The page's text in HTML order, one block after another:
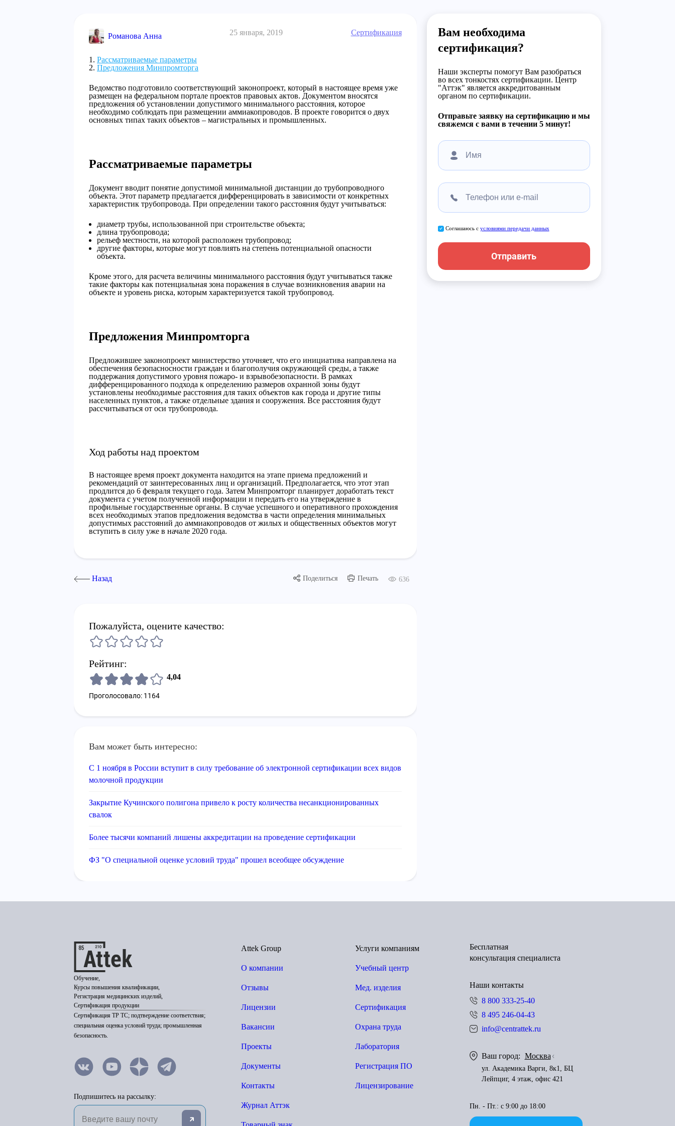
Романова Анна 25 января, 2019 Сертификация
Рассматриваемые параметры
Предложения Минпромторга
Ведомство подготовило соответствующий законопроект, который в настоящее время уже
размещен на федеральном портале проектов правовых актов. Документом вносятся
предложения об установлении допустимого минимального расстояния, которое
необходимо соблюдать при размещении аммиакопроводов. В проекте говорится о двух
основных типах таких объектов – магистральных и промышленных.
Рассматриваемые параметры
Документ вводит понятие допустимой минимальной дистанции до трубопроводного
объекта. Этот параметр предлагается дифференцировать в зависимости от конкретных
характеристик трубопровода. При определении такого расстояния будут учитываться:
диаметр трубы, использованной при строительстве объекта;
длина трубопровода;
рельеф местности, на которой расположен трубопровод;
другие факторы, которые могут повлиять на степень потенциальной опасности
объекта.
Кроме этого, для расчета величины минимального расстояния будут учитываться также
такие факторы как потенциальная зона поражения в случае возникновения аварии на
объекте и уровень риска, которым характеризуется такой трубопровод.
Предложения Минпромторга
Предложившее законопроект министерство уточняет, что его инициатива направлена на
обеспечения безопасносности граждан и благополучия окружающей среды, а также
поддержания допустимого уровня пожаро- и взрывобезопасности. В рамках
дифференцированного подхода к определению размеров охранной зоны будут
установлены необходимые расстояния для таких объектов как города и другие типы
населенных пунктов, а также отдельные здания и сооружения. Все расстояния будут
рассчитываться от оси трубопровода.
Ход работы над проектом
В настоящее время проект документа находится на этапе приема предложений и
рекомендаций от заинтересованных лиц и организаций. Предполагается, что этот этап
продлится до 6 февраля текущего года. Затем Минпромторг планирует доработать текст
документа с учетом полученной информации и передать его на утверждение в
профильные государственные органы. В случае успешного и оперативного прохождения
всех необходимых этапов предложения ведомства в части определения минимальных
допустимых расстояний до аммиакопроводов от жилых и общественных объектов могут
вступить в силу уже в начале 2020 года.
Назад Поделиться Печать 636
Пожалуйста, оцените качество:
Рейтинг:
4,04
Проголосовало: 1164
Вам может быть интересно:
С 1 ноября в России вступит в силу требование об электронной сертификации всех видов
молочной продукции
Закрытие Кучинского полигона привело к росту количества несанкционированных
свалок
Более тысячи компаний лишены аккредитации на проведение сертификации
ФЗ "О специальной оценке условий труда" прошел всеобщее обсуждение
Вам необходима
сертификация?
Наши эксперты помогут Вам разобраться
во всех тонкостях сертификации. Центр
"Аттэк" является аккредитованным
органом по сертификации.
Отправьте заявку на сертификацию и мы
свяжемся с вами в течении 5 минут!
Соглашаюсь с условиями передачи данных
Отправить
Обучение,
Курсы повышения квалификации,
Регистрация медицинских изделий,
Сертификация продукции
Сертификация ТР ТС; подтверждение соответствия;
специальная оценка условий труда; промышленная
безопасность.
Подпишитесь на рассылку:
Attek Group
О компании
Отзывы
Лицензии
Вакансии
Проекты
Документы
Контакты
Журнал Аттэк
Услуги компаниям
Учебный центр
Мед. изделия
Сертификация
Охрана труда
Лаборатория
Регистрация ПО
Лицензирование
Бесплатная
консультация специалиста
Наши контакты
8 800 333-25-40
8 495 246-04-43
info@centrattek.ru
Ваш город: Москва
ул. Академика Варги, 8к1, БЦ
Лейпциг, 4 этаж, офис 421
Пн. - Пт.: с 9:00 до 18:00